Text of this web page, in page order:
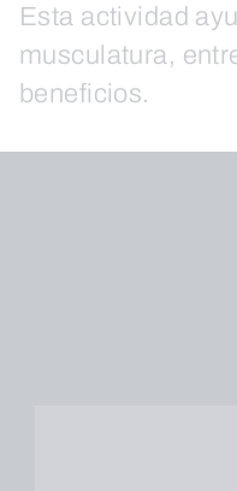
Esta actividad
musculatura,
beneficios.